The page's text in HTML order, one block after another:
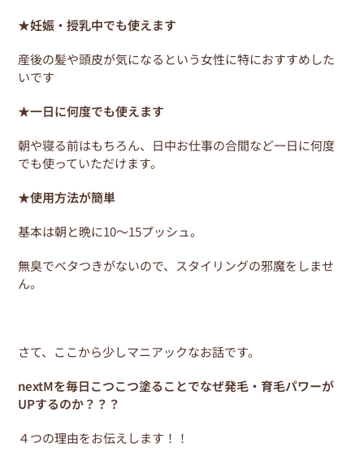
★妊娠・授乳中でも使えます
産後の髪や頭皮が気になるという女性に特におすすめした
いです
★一日に何度でも使えます
朝や寝る前はもちろん、日中お仕事の合間など一日に何度
でも使っていただけます。
★使用方法が簡単
基本は朝と晩に10～15プッシュ。
無臭でベタつきがないので、スタイリングの邪魔をしませ
ん。
さて、ここから少しマニアックなお話です。
nextMを毎日こつこつ塗ることでなぜ発毛・育毛パワーが
UPするのか？？？
４つの理由をお伝えします！！